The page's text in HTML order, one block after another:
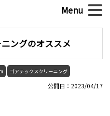
ングのオススメ
ゴアテックスクリーニング
公開日：2023/04/17